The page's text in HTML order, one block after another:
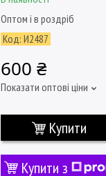
Оптом і в роздріб
Код: И2487
600 ₴
Показати оптові ціни
Купити
Купити з